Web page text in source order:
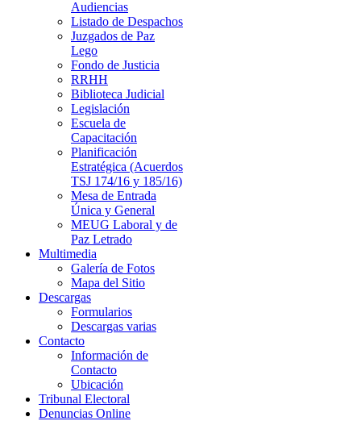
Audiencias
Listado de Despachos
Juzgados de Paz
Lego
Fondo de Justicia
RRHH
Biblioteca Judicial
Legislación
Escuela de
Capacitación
Planificación
Estratégica (Acuerdos
TSJ 174/16 y 185/16)
Mesa de Entrada
Única y General
MEUG Laboral y de
Paz Letrado
Multimedia
Galería de Fotos
Mapa del Sitio
Descargas
Formularios
Descargas varias
Contacto
Información de
Contacto
Ubicación
Tribunal Electoral
Denuncias Online